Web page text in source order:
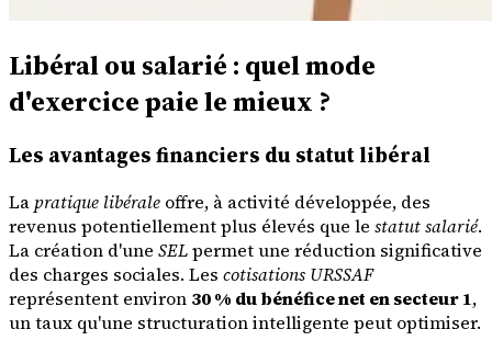
Libéral ou salarié : quel mode
d'exercice paie le mieux ?
Les avantages financiers du statut libéral
La pratique libérale offre, à activité développée, des
revenus potentiellement plus élevés que le statut salarié.
La création d'une SELpermet une réduction significative
des charges sociales. Les cotisations URSSAF
représentent environ 30 % du bénéfice net en secteur 1,
un taux qu'une structuration intelligente peut optimiser.